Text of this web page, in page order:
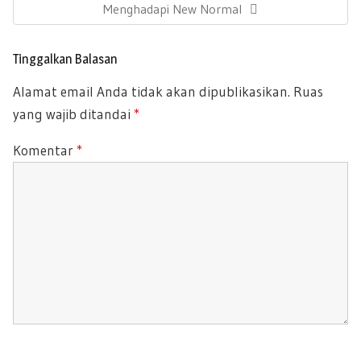
p
s
S
O
S
:
T
S
T
Menghadapi New Normal
Tinggalkan Balasan
Alamat email Anda tidak akan dipublikasikan. Ruas
yang wajib ditandai *
Komentar *